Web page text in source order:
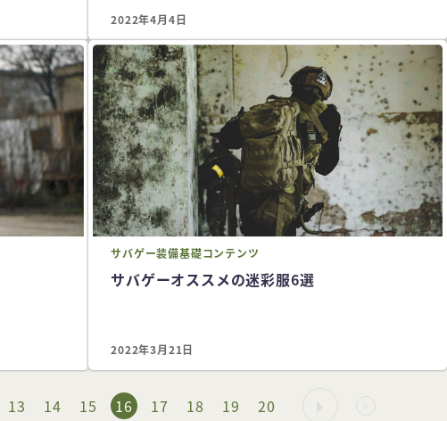
2022年4月4日
サバゲー装備基礎コンテンツ
サバゲーオススメの迷彩服6選
2022年3月21日
13 14 15 16 17 18 19 20